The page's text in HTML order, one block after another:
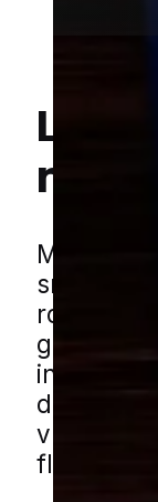
mus
Mus kan
små
rolige
ind, kan
derfor er
vurderet
flere rum